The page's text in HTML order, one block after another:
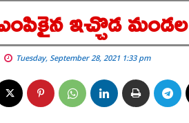
ఇచ్చొడ మండల
Tuesday, September 28, 2021 1:33 pm